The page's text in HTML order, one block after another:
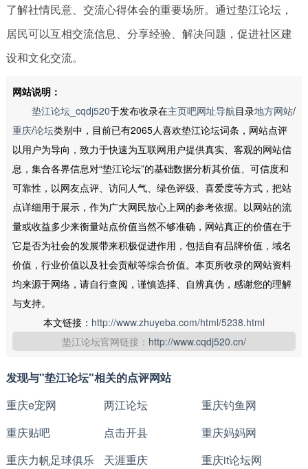
了解社情民意、交流心得体会的重要场所。通过垫江论坛，
居民可以互相交流信息、分享经验、解决问题，促进社区建
设和文化交流。
网站说明：
垫江论坛_cqdj520于发布收录在主页吧网址导航目录地方网站/
重庆/论坛类别中，目前已有2065人喜欢垫江论坛词条，网站点评
以用户为导向，致力于快速为互联网用户提供真实、客观的网站信
息，集合各界信息对“垫江论坛”的基础数据分析其价值、可信度和
可靠性，以网友点评、访问人气、绿色评级、喜爱度等方式，把站
点详细用于展示，作为广大网民放心上网的参考依据。以网站的流
量或收益多少来衡量站点价值当然不够准确，网站真正的价值在于
它是否为社会的发展带来积极促进作用，包括自有品牌价值，域名
价值，行业价值以及社会贡献等综合价值。本页所收录的网站资料
均来源于网络，请自行查阅，谨慎选择、自辨真伪，感谢您的理解
与支持。
本文链接： http://www.zhuyeba.com/html/5238.html
垫江论坛官网链接： http://www.cqdj520.cn/
发现与"垫江论坛"相关的点评网站
重庆e宠网
两江论坛
重庆钓鱼网
重庆贴吧
点击开县
重庆妈妈网
重庆力帆足球俱乐
天涯重庆
重庆it论坛网